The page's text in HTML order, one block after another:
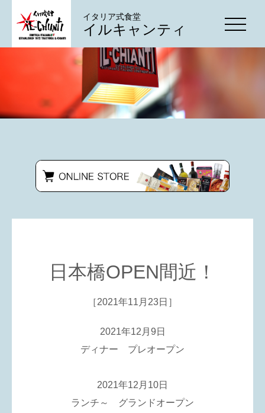
イタリア式食堂
イルキャンティ
日本橋OPEN間近！
［2021年11月23日］
2021年12月9日
ディナー プレオープン
2021年12月10日
ランチ～ グランドオープン